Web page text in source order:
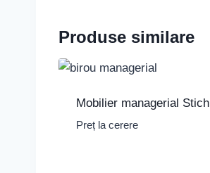
Produse similare
Mobilier managerial Stich
Preț la cerere